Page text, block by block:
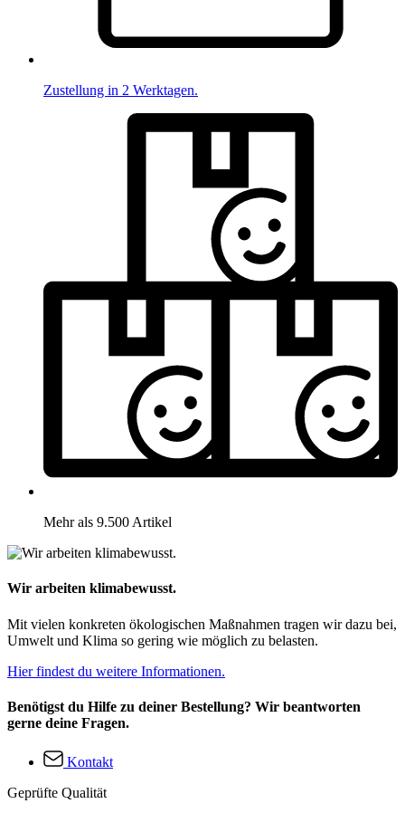
Zustellung in 2 Werktagen.
Mehr als 9.500 Artikel
Wir arbeiten klimabewusst.
Mit vielen konkreten ökologischen Maßnahmen tragen wir dazu bei,
Umwelt und Klima so gering wie möglich zu belasten.
Hier findest du weitere Informationen.
Benötigst du Hilfe zu deiner Bestellung? Wir beantworten
gerne deine Fragen.
Kontakt
Geprüfte Qualität